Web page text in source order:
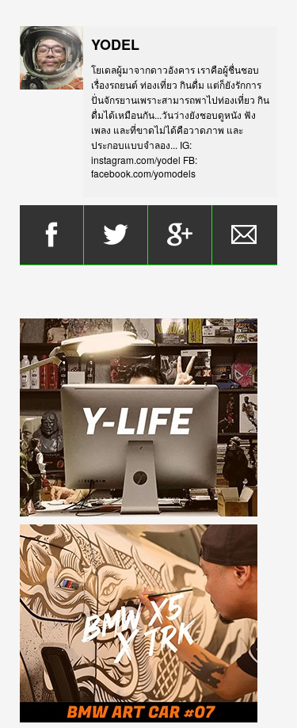
YODEL
โยเดลผู้มาจากดาวอังคาร เราคือผู้ชื่นชอบ
เรื่องรถยนต์ ท่องเที่ยว กินดื่ม แต่ก็ยังรักการ
ปั่นจักรยานเพราะสามารถพาไปท่องเที่ยว กิน
ดื่มได้เหมือนกัน...วันว่างยังชอบดูหนัง ฟัง
เพลง และที่ขาดไม่ได้คือวาดภาพ และ
ประกอบแบบจำลอง... IG:
instagram.com/yodel FB:
facebook.com/yomodels